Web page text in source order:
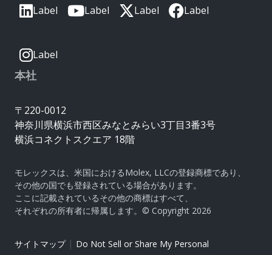
Label Label Label Label
Label
本社
〒220-0012
神奈川県横浜市西区みなとみらい3丁目3番3号
横浜コネクトスクエア 18階
モレックスは、米国におけるMolex, LLCの登録商標であり、
その他の国でも登録されている場合があります。
ここに記載されているその他の商標はすべて、
それぞれの所有者に帰属します。© Copyright 2026
サイトマップ| Do Not Sell or Share My Personal